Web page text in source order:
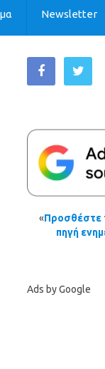
Newsletter
«Προσθέστε
πηγή
Ads by Google